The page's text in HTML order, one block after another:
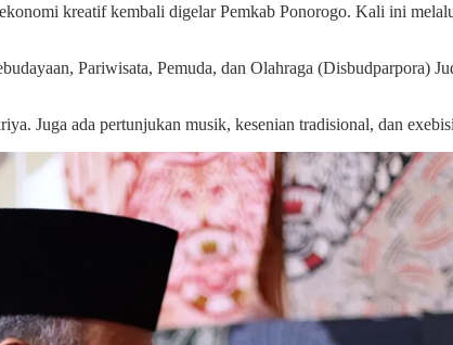
kreatif kembali digelar Pemkab Ponorogo. Kali ini
Pariwisata, Pemuda, dan Olahraga (Disbudparpora)
Juga ada pertunjukan musik, kesenian tradisional, dan